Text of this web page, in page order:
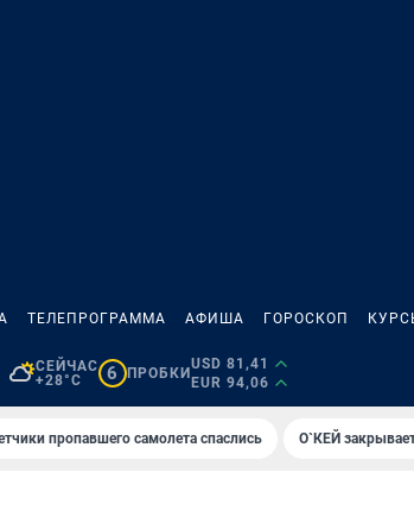
ТЕЛЕПРОГРАММА АФИША ГОРОСКОП
СЕЙЧАС
+28°C
6 ПРОБКИ
USD 81,41
EUR 94,06
пропавшего самолета спаслись О`КЕЙ